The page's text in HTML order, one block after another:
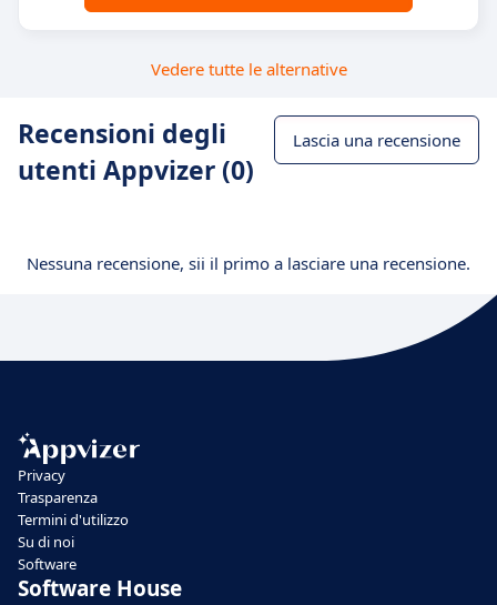
Vedere tutte le alternative
Recensioni degli
utenti Appvizer (0)
Lascia una recensione
Nessuna recensione, sii il primo a lasciare una recensione.
Privacy
Trasparenza
Termini d'utilizzo
Su di noi
Software
Software House